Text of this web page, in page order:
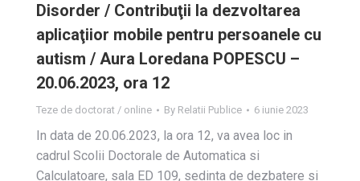
Disorder / Contribuţii la dezvoltarea
aplicaţiior mobile pentru persoanele cu
autism / Aura Loredana POPESCU –
20.06.2023, ora 12
Teze de doctorat / online By Relatii Publice 6 iunie 2023
In data de 20.06.2023, la ora 12, va avea loc in
cadrul Scolii Doctorale de Automatica si
Calculatoare, sala ED 109, sedinta de dezbatere si